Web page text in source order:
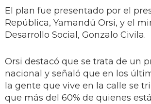
El plan fue presentado por el
República, Yamandú Orsi, y el
Desarrollo Social, Gonzalo Civila.
Orsi destacó que se trata de un
nacional y señaló que en los
la gente que vive en la calle se
que más del 60% de quienes